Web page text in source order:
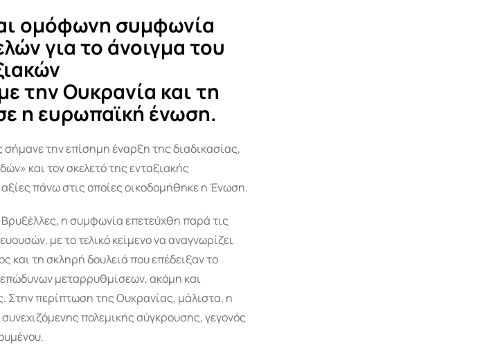
ομόφωνη συμφωνία
για το άνοιγμα του
την Ουκρανία και τη
η ευρωπαϊκή ένωση.
την επίσημη έναρξη της διαδικασίας,
και τον σκελετό της ενταξιακής
αξίες πάνω στις οποίες οικοδομήθηκε η Ένωση.
η συμφωνία επετεύχθη παρά τις
με το τελικό κείμενο να αναγνωρίζει
και τη σκληρή δουλειά που επέδειξαν το
μεταρρυθμίσεων, ακόμη και
Στην περίπτωση της Ουκρανίας, μάλιστα, η
πολεμικής σύγκρουσης, γεγονός